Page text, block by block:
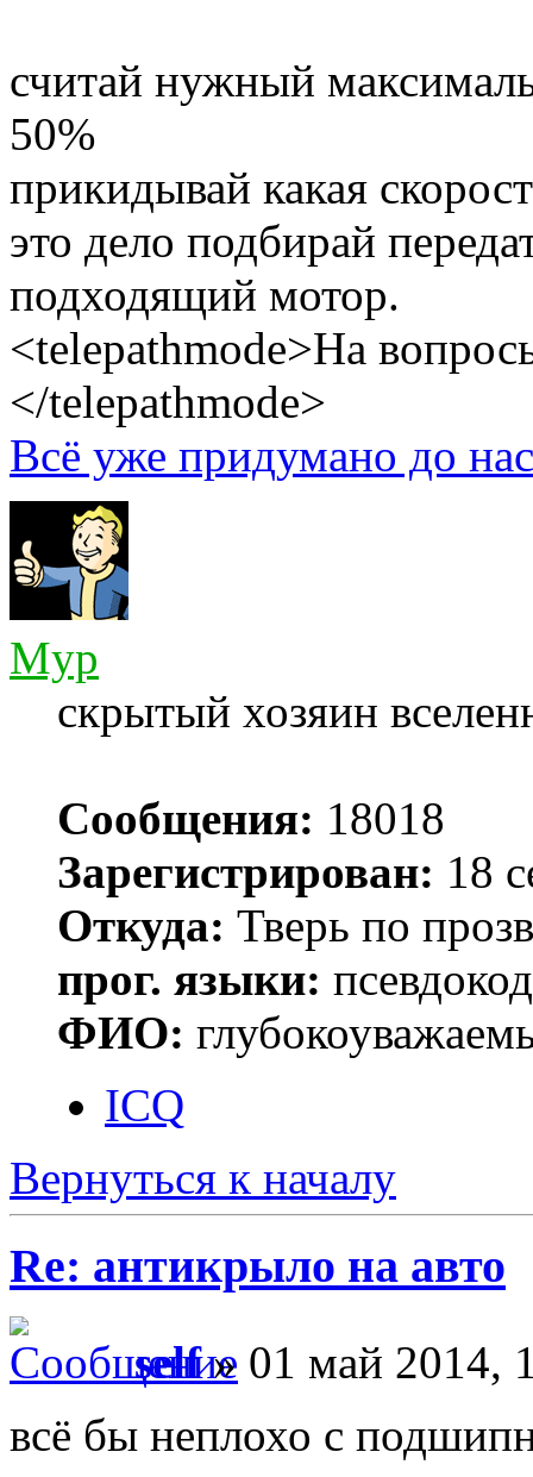
считай нужный
50%
прикидывай какая
это дело подбирай
подходящий мотор.
<telepathmode>На
</telepathmode>
Всё уже придумано до
Myp
скрытый хозяин
Сообщения: 18018
Зарегистрирован: 18
Откуда: Тверь по
прог. языки:
ФИО:
ICQ
Вернуться к началу
Re: антикрыло на авто
self» 01 май 2014,
всё бы неплохо с